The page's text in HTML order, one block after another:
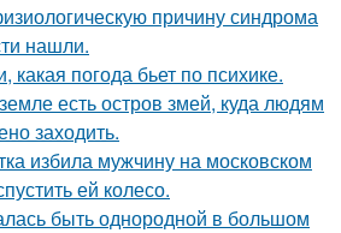
причину синдрома
нашли.
погода бьет по психике.
есть остров змей, куда людям
заходить.
избила мужчину на московском
ей колесо.
быть однородной в большом